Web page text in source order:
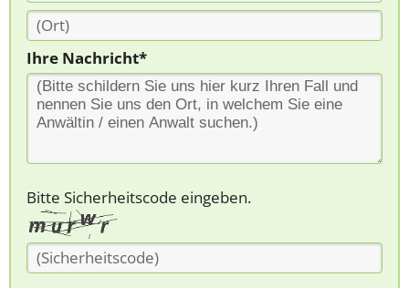
Ihre Nachricht*
Bitte Sicherheitscode eingeben.